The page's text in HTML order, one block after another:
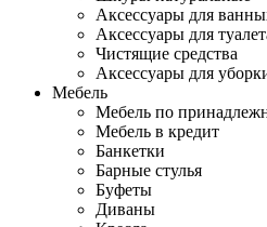
Аксессуары для
Аксессуары для
Чистящие средства
Аксессуары для
Мебель
Мебель по
Мебель в кредит
Банкетки
Барные стулья
Буфеты
Диваны